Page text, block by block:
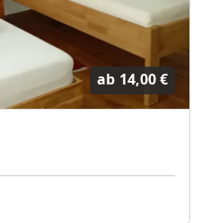
ab 14,00 €